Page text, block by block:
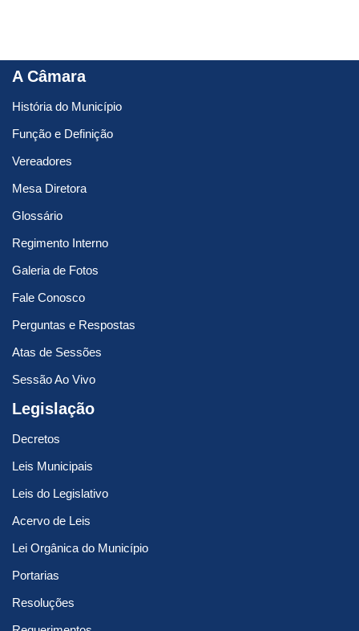
A Câmara
História do Município
Função e Definição
Vereadores
Mesa Diretora
Glossário
Regimento Interno
Galeria de Fotos
Fale Conosco
Perguntas e Respostas
Atas de Sessões
Sessão Ao Vivo
Legislação
Decretos
Leis Municipais
Leis do Legislativo
Acervo de Leis
Lei Orgânica do Município
Portarias
Resoluções